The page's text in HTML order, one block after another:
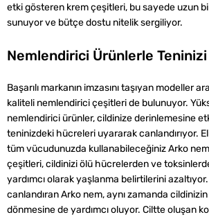
etki gösteren krem çeşitleri, bu sayede uzun
sunuyor ve bütçe dostu nitelik sergiliyor.
Nemlendirici Ürünlerle
Başarılı markanın imzasını taşıyan modeller
kaliteli nemlendirici çeşitleri de bulunuyor.
nemlendirici ürünler, cildinize derinlemesine
teninizdeki hücreleri uyararak canlandırıyor.
tüm vücudunuzda kullanabileceğiniz Arko
çeşitleri, cildinizi ölü hücrelerden ve
yardımcı olarak yaşlanma belirtilerini
canlandıran Arko nem, aynı zamanda
dönmesine de yardımcı oluyor. Ciltte oluşan